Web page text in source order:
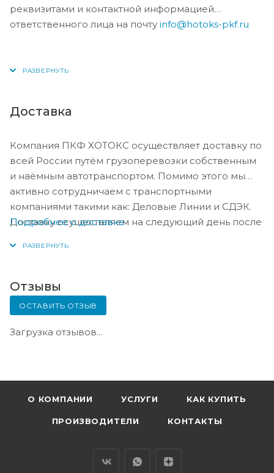
реквизитами и контактной информацией
ответственного лица на почту info@hotoks-pkf.ru
Доставка
Компания ПКФ ХОТОКС осуществляет доставку по
всей России путём грузоперевозки собственным
и наёмным автотранспортом. Помимо этого мы
активно сотрудничаем с транспортными
компаниями такими как: Деловые Линии и СДЭК.
Доставку осуществляем на следующий день после
Подробнее о доставке
Отзывы
ОСТАВИТЬ ОТЗЫВ
Загрузка отзывов...
О КОМПАНИИ УСЛУГИ КАК КУПИТЬ
ПРОИЗВОДИТЕЛИ КОНТАКТЫ